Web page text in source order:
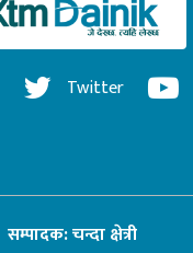
Twitter
सम्पादक: चन्दा क्षेत्री